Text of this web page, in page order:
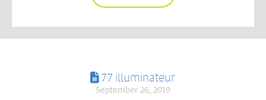
77 illuminateur
September 26, 2019